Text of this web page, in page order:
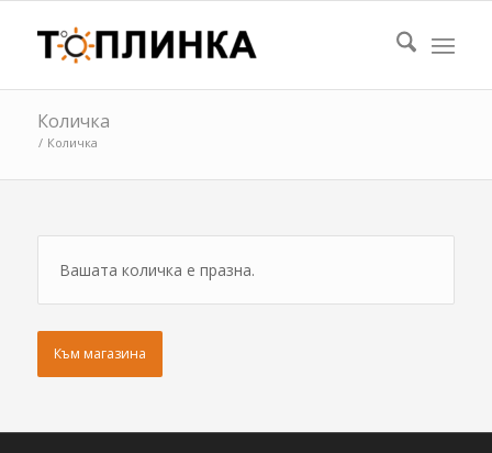
Количка
/ Количка
Вашата количка е празна.
Към магазина